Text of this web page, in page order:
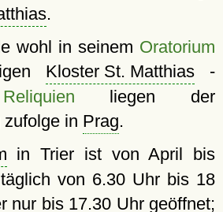
.
wohl in seinem Oratorium
Kloster St. Matthias -
Reliquien liegen der
in Prag.
in Trier ist von April bis
von 6.30 Uhr bis 18
nur bis 17.30 Uhr geöffnet;